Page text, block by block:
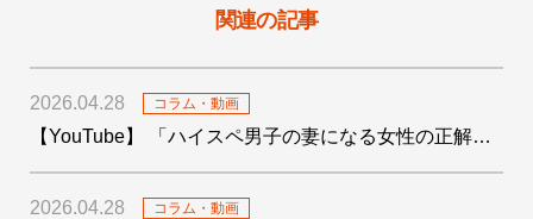
関連の記事
2026.04.28 コラム・動画
【YouTube】 「ハイスペ男子の妻になる女性の正解がわかりました！」を公開しました
2026.04.28 コラム・動画